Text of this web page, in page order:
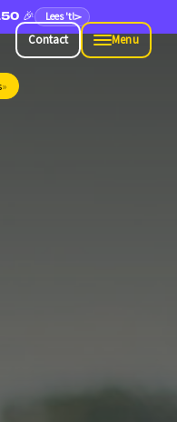
🎉 Lees 't!
Contact Menu
»
Contact Menu